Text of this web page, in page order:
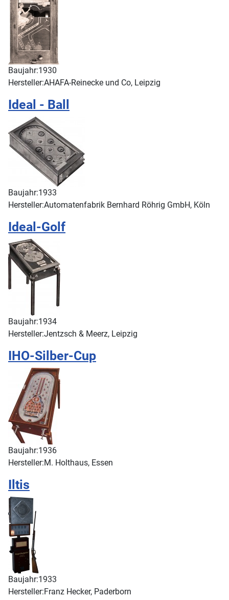
Baujahr:1930
Hersteller:AHAFA-Reinecke und Co, Leipzig
Ideal - Ball
Baujahr:1933
Hersteller:Automatenfabrik Bernhard Röhrig GmbH, Köln
Ideal-Golf
Baujahr:1934
Hersteller:Jentzsch & Meerz, Leipzig
IHO-Silber-Cup
Baujahr:1936
Hersteller:M. Holthaus, Essen
Iltis
Baujahr:1933
Hersteller:Franz Hecker, Paderborn